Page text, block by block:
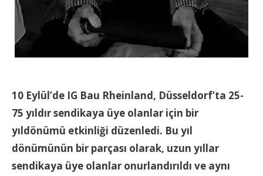
10 Eylül’de IG Bau Rheinland, Düsseldorf’ta 25-
75 yıldır sendikaya üye olanlar için bir
yıldönümü etkinliği düzenledi. Bu yıl
dönümünün bir parçası olarak, uzun yıllar
sendikaya üye olanlar onurlandırıldı ve aynı